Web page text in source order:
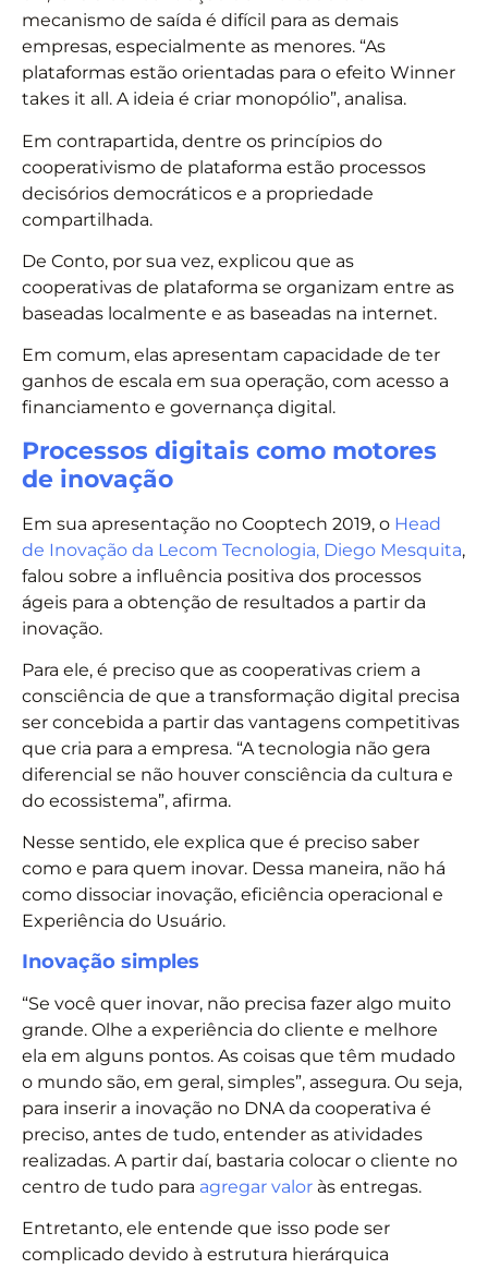
mecanismo de saída é difícil para as demais
empresas, especialmente as menores. “As
plataformas estão orientadas para o efeito Winner
takes it all. A ideia é criar monopólio”, analisa.
Em contrapartida, dentre os princípios do
cooperativismo de plataforma estão processos
decisórios democráticos e a propriedade
compartilhada.
De Conto, por sua vez, explicou que as
cooperativas de plataforma se organizam entre as
baseadas localmente e as baseadas na internet.
Em comum, elas apresentam capacidade de ter
ganhos de escala em sua operação, com acesso a
financiamento e governança digital.
Processos digitais como motores
de inovação
Em sua apresentação no Cooptech 2019, o Head
de Inovação da Lecom Tecnologia, Diego Mesquita,
falou sobre a influência positiva dos processos
ágeis para a obtenção de resultados a partir da
inovação.
Para ele, é preciso que as cooperativas criem a
consciência de que a transformação digital precisa
ser concebida a partir das vantagens competitivas
que cria para a empresa. “A tecnologia não gera
diferencial se não houver consciência da cultura e
do ecossistema”, afirma.
Nesse sentido, ele explica que é preciso saber
como e para quem inovar. Dessa maneira, não há
como dissociar inovação, eficiência operacional e
Experiência do Usuário.
Inovação simples
“Se você quer inovar, não precisa fazer algo muito
grande. Olhe a experiência do cliente e melhore
ela em alguns pontos. As coisas que têm mudado
o mundo são, em geral, simples”, assegura. Ou seja,
para inserir a inovação no DNA da cooperativa é
preciso, antes de tudo, entender as atividades
realizadas. A partir daí, bastaria colocar o cliente no
centro de tudo para agregar valor às entregas.
Entretanto, ele entende que isso pode ser
complicado devido à estrutura hierárquica